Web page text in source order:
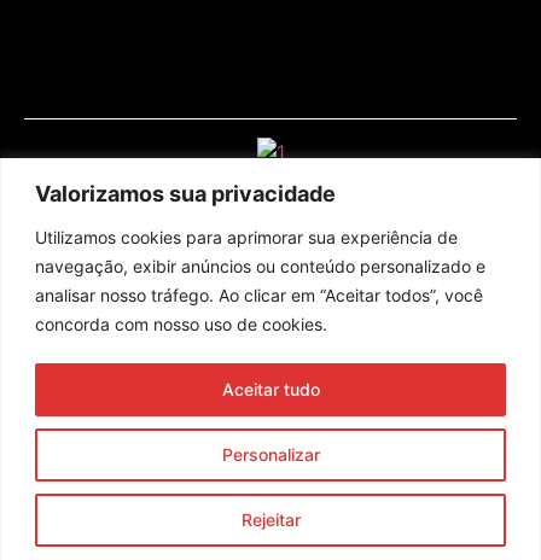
Valorizamos sua privacidade
Utilizamos cookies para aprimorar sua experiência de
navegação, exibir anúncios ou conteúdo personalizado e
analisar nosso tráfego. Ao clicar em “Aceitar todos”, você
concorda com nosso uso de cookies.
Personalizar
Rejeitar
Aceitar tudo
Assine nossa newsletter
Enviar
Política de Privacidade e Termos de Uso